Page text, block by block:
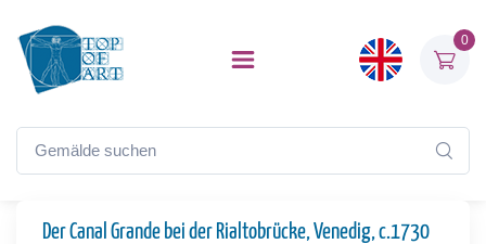
0
Der Canal Grande bei der Rialtobrücke, Venedig, c.1730